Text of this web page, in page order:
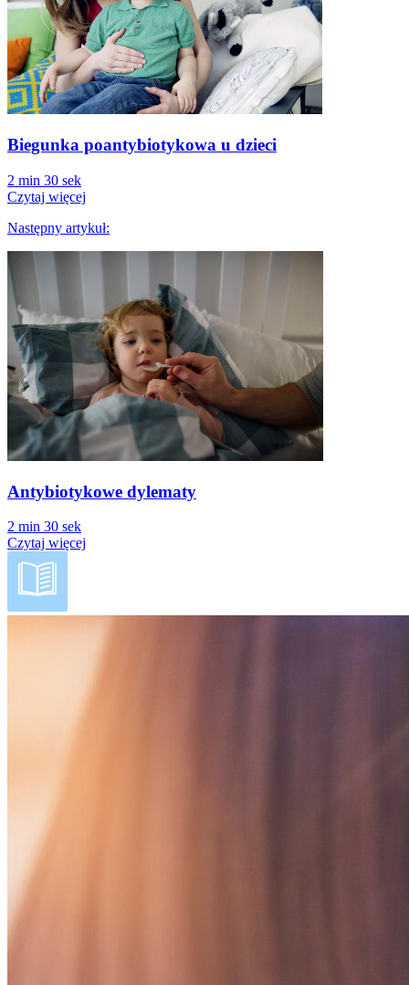
Biegunka poantybiotykowa u dzieci
2 min 30 sek
Czytaj więcej
Następny artykuł:
Następny
artykuł:
Antybiotykowe dylematy
2 min 30 sek
Czytaj więcej